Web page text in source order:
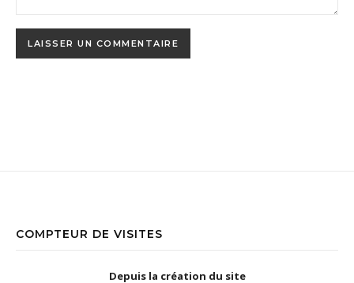
COMPTEUR DE VISITES
Depuis la création du site